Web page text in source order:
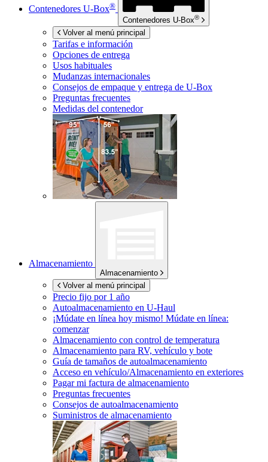
Contenedores U-Box®
Contenedores U-Box®
Volver al menú principal
Tarifas e información
Opciones de entrega
Usos habituales
Mudanzas internacionales
Consejos de empaque y entrega de U-Box
Preguntas frecuentes
Medidas del contenedor
Almacenamiento
Almacenamiento
Volver al menú principal
Precio fijo por 1 año
Autoalmacenamiento en U-Haul
¡Múdate en línea hoy mismo! Múdate en línea:
comenzar
Almacenamiento con control de temperatura
Almacenamiento para RV, vehículo y bote
Guía de tamaños de autoalmacenamiento
Acceso en vehículo/Almacenamiento en exteriores
Pagar mi factura de almacenamiento
Preguntas frecuentes
Consejos de autoalmacenamiento
Suministros de almacenamiento